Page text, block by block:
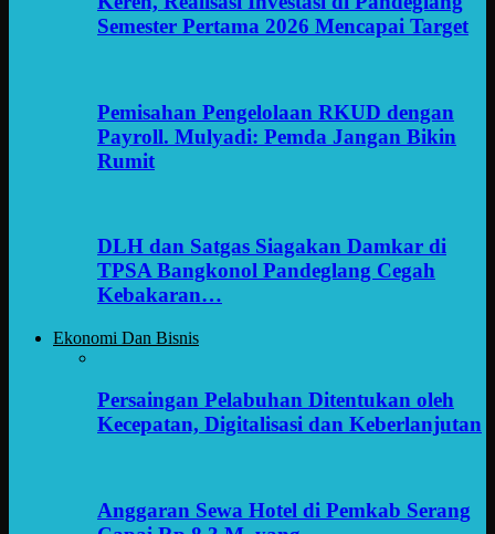
Semester Pertama 2026 Mencapai Target
Pemisahan Pengelolaan RKUD dengan
Payroll. Mulyadi: Pemda Jangan Bikin
Rumit
DLH dan Satgas Siagakan Damkar di
TPSA Bangkonol Pandeglang Cegah
Kebakaran…
Ekonomi Dan Bisnis
Persaingan Pelabuhan Ditentukan oleh
Kecepatan, Digitalisasi dan Keberlanjutan
Anggaran Sewa Hotel di Pemkab Serang